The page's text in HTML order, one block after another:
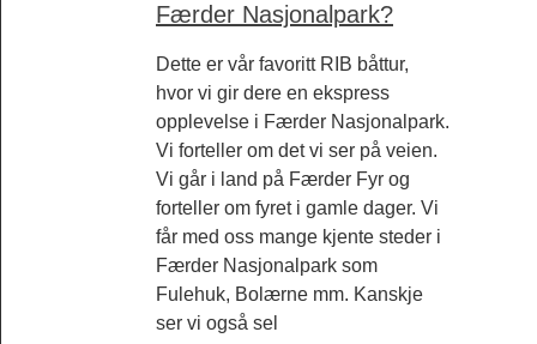
Færder Nasjonalpark?
Dette er vår favoritt RIB båttur,
hvor vi gir dere en ekspress
opplevelse i Færder Nasjonalpark.
Vi forteller om det vi ser på veien.
Vi går i land på Færder Fyr og
forteller om fyret i gamle dager. Vi
får med oss mange kjente steder i
Færder Nasjonalpark som
Fulehuk, Bolærne mm. Kanskje
ser vi også sel